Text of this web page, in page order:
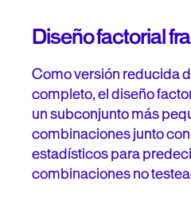
Diseño factorial
Como versión reducida
completo, el diseño
un subconjunto más
combinaciones junto
estadísticos para
combinaciones no